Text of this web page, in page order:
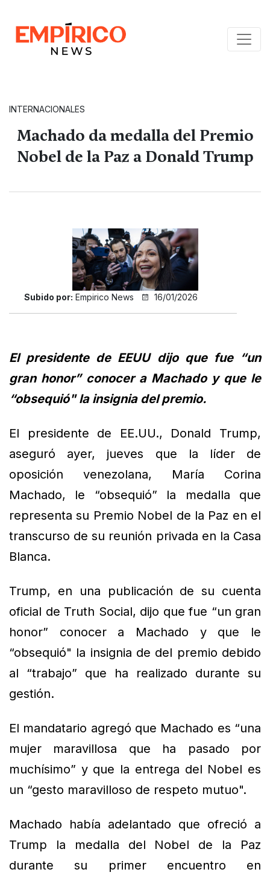
INTERNACIONALES
Machado da medalla del Premio
Nobel de la Paz a Donald Trump
Subido por: Empirico News 16/01/2026
El presidente de EEUU dijo que fue “un
gran honor” conocer a Machado y que le
“obsequió" la insignia del premio.
El presidente de EE.UU., Donald Trump,
aseguró ayer, jueves que la líder de
oposición venezolana, María Corina
Machado, le “obsequió” la medalla que
representa su Premio Nobel de la Paz en el
transcurso de su reunión privada en la Casa
Blanca.
Trump, en una publicación de su cuenta
oficial de Truth Social, dijo que fue “un gran
honor” conocer a Machado y que le
“obsequió" la insignia de del premio debido
al “trabajo” que ha realizado durante su
gestión.
El mandatario agregó que Machado es “una
mujer maravillosa que ha pasado por
muchísimo” y que la entrega del Nobel es
un “gesto maravilloso de respeto mutuo".
Machado había adelantado que ofreció a
Trump la medalla del Nobel de la Paz
durante su primer encuentro en